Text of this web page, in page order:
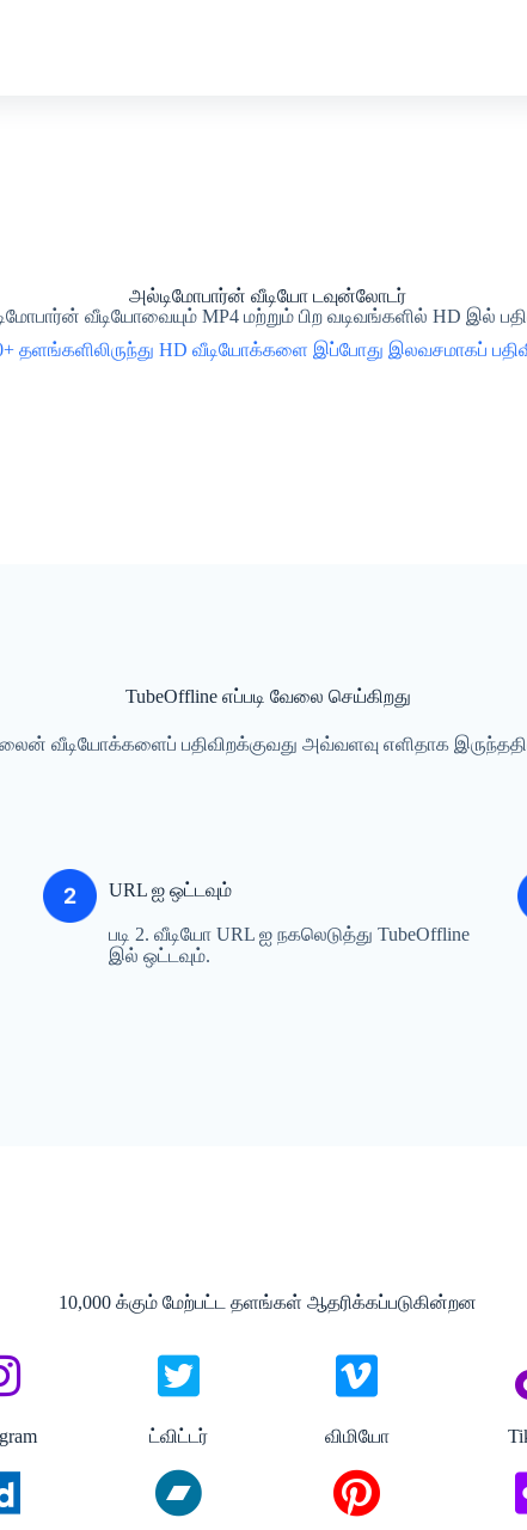
அல்டிமோபார்ன் வீடியோ டவுன்லோடர்
வீடியோவையும் MP4 மற்றும் பிற வடிவங்களில் HD இல்
தளங்களிலிருந்து HD வீடியோக்களை இப்போது இலவசமாகப்
TubeOffline எப்படி வேலை செய்கிறது
வீடியோக்களைப் பதிவிறக்குவது அவ்வளவு எளிதாக
URL ஐ ஒட்டவும்
படி 2. வீடியோ URL ஐ நகலெடுத்து TubeOffline
இல் ஒட்டவும்.
10,000 க்கும் மேற்பட்ட தளங்கள் ஆதரிக்கப்படுகின்றன
ட்விட்டர் விமியோ